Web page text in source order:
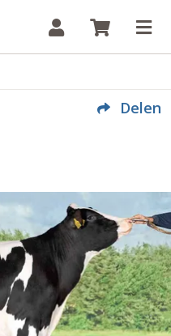
Inloggen
Delen